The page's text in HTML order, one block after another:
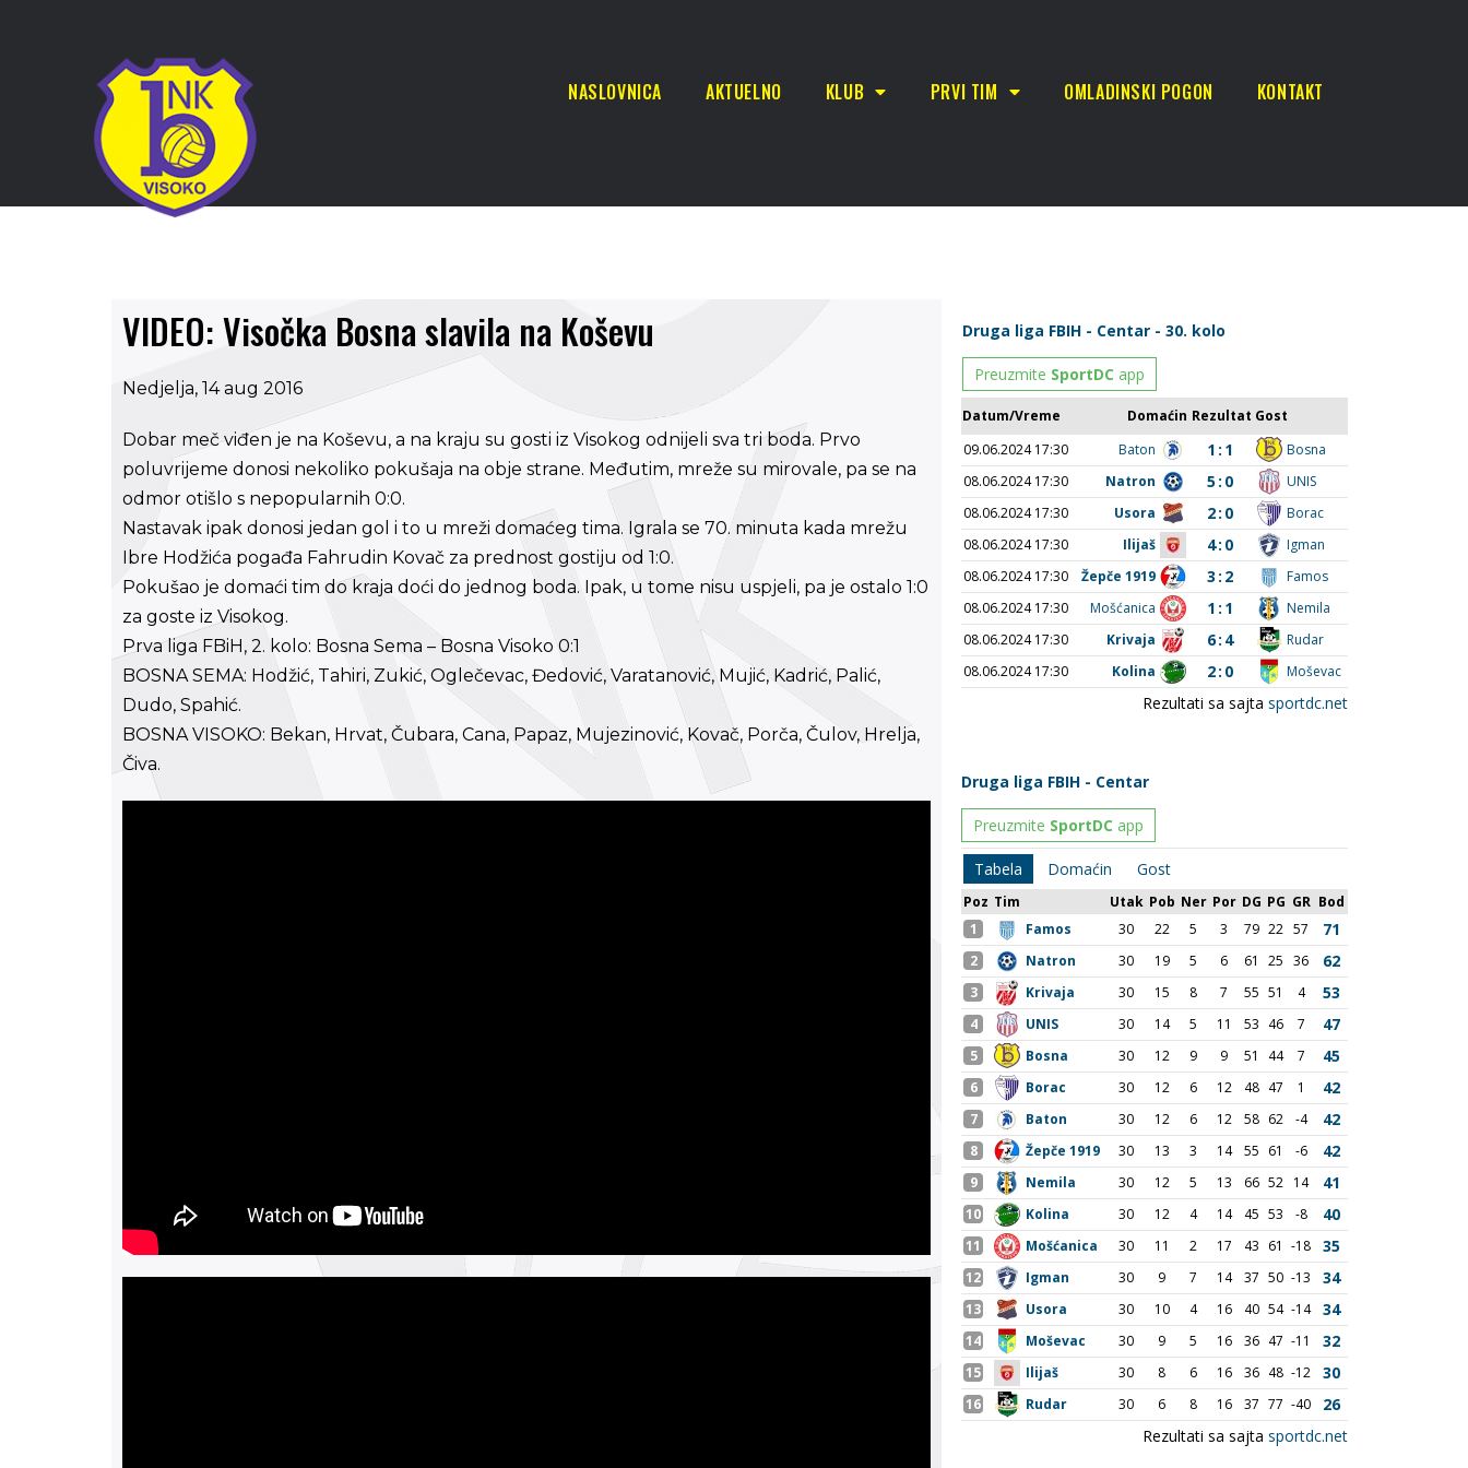
NASLOVNICA AKTUELNO KLUB PRVI TIM OMLADINSKI POGON KONTAKT
VIDEO: Visočka Bosna slavila na Koševu
Nedjelja, 14 aug 2016
Dobar meč viđen je na Koševu, a na kraju su gosti iz Visokog odnijeli sva tri boda. Prvo
poluvrijeme donosi nekoliko pokušaja na obje strane. Međutim, mreže su mirovale, pa se na
odmor otišlo s nepopularnih 0:0.
Nastavak ipak donosi jedan gol i to u mreži domaćeg tima. Igrala se 70. minuta kada mrežu
Ibre Hodžića pogađa Fahrudin Kovač za prednost gostiju od 1:0.
Pokušao je domaći tim do kraja doći do jednog boda. Ipak, u tome nisu uspjeli, pa je ostalo 1:0
za goste iz Visokog.
Prva liga FBiH, 2. kolo: Bosna Sema – Bosna Visoko 0:1
BOSNA SEMA: Hodžić, Tahiri, Zukić, Oglečevac, Đedović, Varatanović, Mujić, Kadrić, Palić,
Dudo, Spahić.
BOSNA VISOKO: Bekan, Hrvat, Čubara, Cana, Papaz, Mujezinović, Kovač, Porča, Čulov, Hrelja,
Čiva.